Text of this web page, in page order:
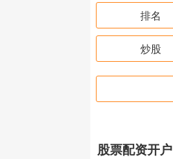
排名
炒股
股票配资开户